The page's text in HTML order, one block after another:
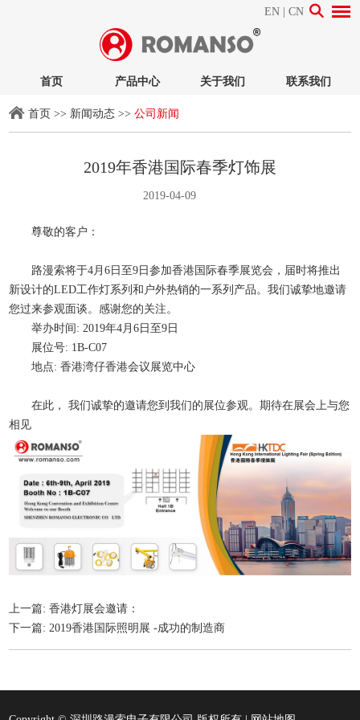
EN CN
首页 产品中心 关于我们 联系我们
首页 >> 新闻动态 >>公司新闻
2019年香港国际春季灯饰展
2019-04-09
尊敬的客户：
路漫索将于4月6日至9日参加香港国际春季展览会，届时将推出
新设计的LED工作灯系列和户外热销的一系列产品。我们诚挚地邀请
您过来参观面谈。感谢您的关注。
举办时间: 2019年4月6日至9日
展位号: 1B-C07
地点: 香港湾仔香港会议展览中心
在此， 我们诚挚的邀请您到我们的展位参观。期待在展会上与您
相见
上一篇:香港灯展会邀请：
下一篇: 2019香港国际照明展 -成功的制造商